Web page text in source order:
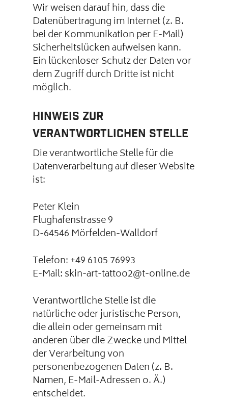
Wir weisen darauf hin, dass die
Datenübertragung im Internet (z. B.
bei der Kommunikation per E-Mail)
Sicherheitslücken aufweisen kann.
Ein lückenloser Schutz der Daten vor
dem Zugriff durch Dritte ist nicht
möglich.
Hinweis zur
verantwortlichen Stelle
Die verantwortliche Stelle für die
Datenverarbeitung auf dieser Website
ist:
Peter Klein
Flughafenstrasse 9
D-64546 Mörfelden-Walldorf
Telefon: +49 6105 76993
E-Mail: skin-art-tattoo2@t-online.de
Verantwortliche Stelle ist die
natürliche oder juristische Person,
die allein oder gemeinsam mit
anderen über die Zwecke und Mittel
der Verarbeitung von
personenbezogenen Daten (z. B.
Namen, E-Mail-Adressen o. Ä.)
entscheidet.